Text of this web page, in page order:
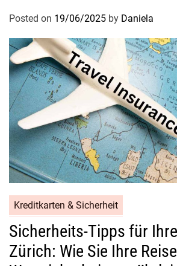
Posted on 19/06/2025 by Daniela
Kreditkarten & Sicherheit
Sicherheits-Tipps für
Zürich: Wie Sie Ihre